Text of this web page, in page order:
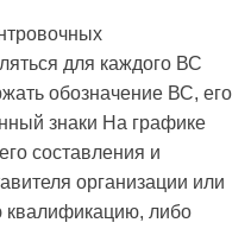
для каждого ВС
обозначение ВС, его
знаки На графике
составления и
организации или
либо